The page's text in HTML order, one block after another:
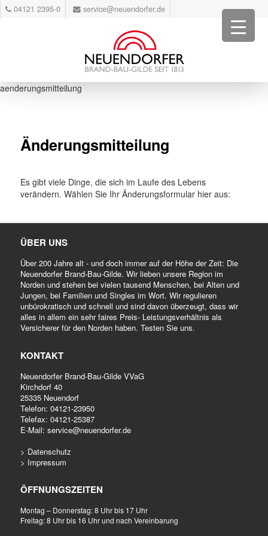
04121 2395-0 service@neuendorfer.de
aenderungsmitteilung
Änderungsmitteilung
Es gibt viele Dinge, die sich im Laufe des Lebens
verändern. Wählen Sie Ihr Änderungsformular hier aus:
ÜBER UNS
Über 200 Jahre alt - und doch immer auf der Höhe der Zeit: Die
Neuendorfer Brand-Bau-Gilde. Wir lieben unsere Region im
Norden und stehen bei vielen tausend Menschen, bei Alten und
Jungen, bei Familien und Singles im Wort. Wir regulieren
unbürokratisch und schnell und sind davon überzeugt, dass wir
alles in allem ein sehr faires Preis- Leistungsverhältnis als
Versicherer für den Norden haben. Testen Sie uns.
KONTAKT
Neuendorfer Brand-Bau-Gilde VVaG
Kirchdorf 40
25335 Neuendorf
Telefon:04121-23950
Telefax: 04121-25387
E-Mail:service@neuendorfer.de
> Datenschutz
> Impressum
ÖFFNUNGSZEITEN
Montag – Donnerstag: 8 Uhr bis 17 Uhr
Freitag: 8 Uhr bis 16 Uhr und nach Vereinbarung